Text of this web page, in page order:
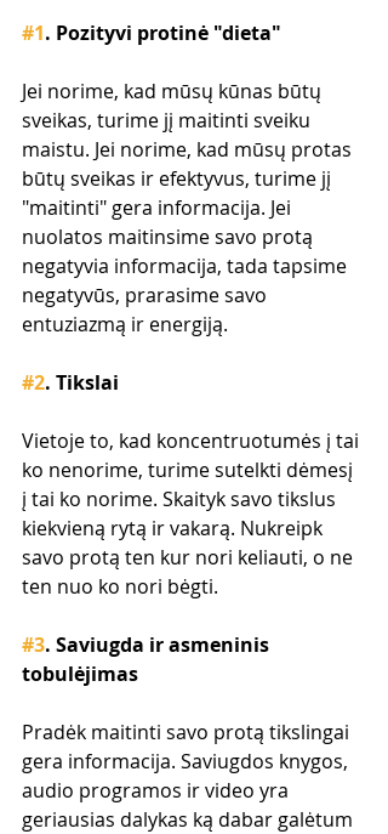
#1. Pozityvi protinė "dieta"
Jei norime, kad mūsų kūnas būtų
sveikas, turime jį maitinti sveiku
maistu. Jei norime, kad mūsų protas
būtų sveikas ir efektyvus, turime jį
"maitinti" gera informacija. Jei
nuolatos maitinsime savo protą
negatyvia informacija, tada tapsime
negatyvūs, prarasime savo
entuziazmą ir energiją.
#2. Tikslai
Vietoje to, kad koncentruotumės į tai
ko nenorime, turime sutelkti dėmesį
į tai ko norime. Skaityk savo tikslus
kiekvieną rytą ir vakarą. Nukreipk
savo protą ten kur nori keliauti, o ne
ten nuo ko nori bėgti.
#3. Saviugda ir asmeninis
tobulėjimas
Pradėk maitinti savo protą tikslingai
gera informacija. Saviugdos knygos,
audio programos ir video yra
geriausias dalykas ką dabar galėtum